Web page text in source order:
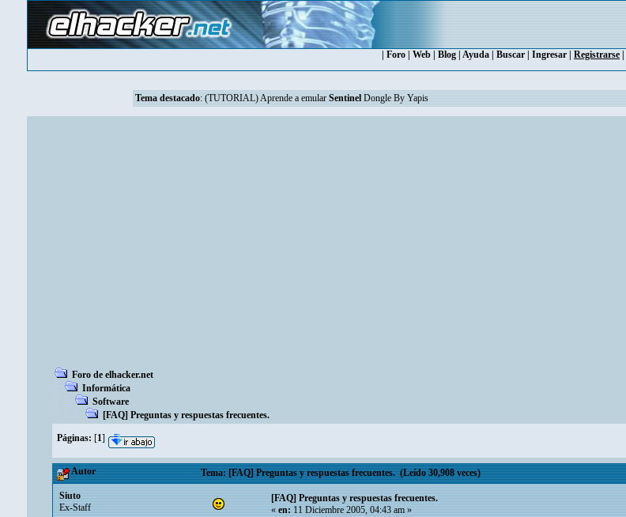
Foro Web Blog Ayuda Buscar Ingresar Registrarse
Tema destacado: (TUTORIAL) Aprende a emular Sentinel Dongle By Yapis
Foro de elhacker.net
Informática
Software
[FAQ] Preguntas y respuestas frecuentes.
Páginas: [1]
Autor Tema: [FAQ] Preguntas y respuestas frecuentes. (Leído 30,908 veces)
Siuto
Ex-Staff
[FAQ] Preguntas y respuestas frecuentes.
«en:11 Diciembre 2005, 04:43 am »